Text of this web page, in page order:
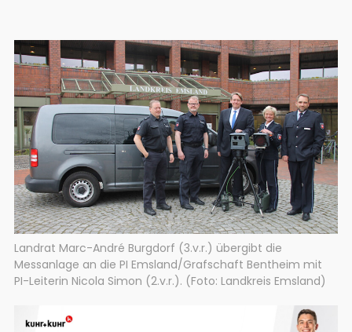
Landrat Marc-André Burgdorf (3.v.r.) übergibt die
Messanlage an die PI Emsland/Grafschaft Bentheim mit
PI-Leiterin Nicola Simon (2.v.r.). (Foto: Landkreis Emsland)